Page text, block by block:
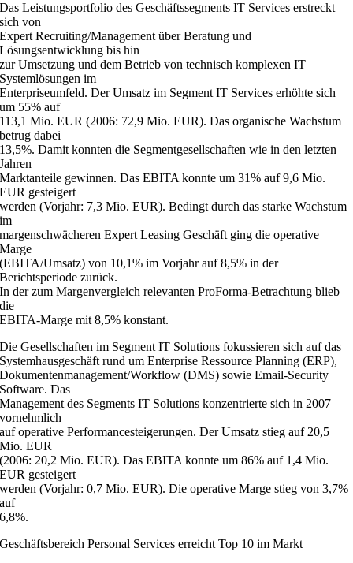
Das Leistungsportfolio des Geschäftssegments IT Services erstreckt
sich von
Expert Recruiting/Management über Beratung und
Lösungsentwicklung bis hin
zur Umsetzung und dem Betrieb von technisch komplexen IT
Systemlösungen im
Enterpriseumfeld. Der Umsatz im Segment IT Services erhöhte sich
um 55% auf
113,1 Mio. EUR (2006: 72,9 Mio. EUR). Das organische Wachstum
betrug dabei
13,5%. Damit konnten die Segmentgesellschaften wie in den letzten
Jahren
Marktanteile gewinnen. Das EBITA konnte um 31% auf 9,6 Mio.
EUR gesteigert
werden (Vorjahr: 7,3 Mio. EUR). Bedingt durch das starke Wachstum
im
margenschwächeren Expert Leasing Geschäft ging die operative
Marge
(EBITA/Umsatz) von 10,1% im Vorjahr auf 8,5% in der
Berichtsperiode zurück.
In der zum Margenvergleich relevanten ProForma-Betrachtung blieb
die
EBITA-Marge mit 8,5% konstant.
Die Gesellschaften im Segment IT Solutions fokussieren sich auf das
Systemhausgeschäft rund um Enterprise Ressource Planning (ERP),
Dokumentenmanagement/Workflow (DMS) sowie Email-Security
Software. Das
Management des Segments IT Solutions konzentrierte sich in 2007
vornehmlich
auf operative Performancesteigerungen. Der Umsatz stieg auf 20,5
Mio. EUR
(2006: 20,2 Mio. EUR). Das EBITA konnte um 86% auf 1,4 Mio.
EUR gesteigert
werden (Vorjahr: 0,7 Mio. EUR). Die operative Marge stieg von 3,7%
auf
6,8%.
Geschäftsbereich Personal Services erreicht Top 10 im Markt